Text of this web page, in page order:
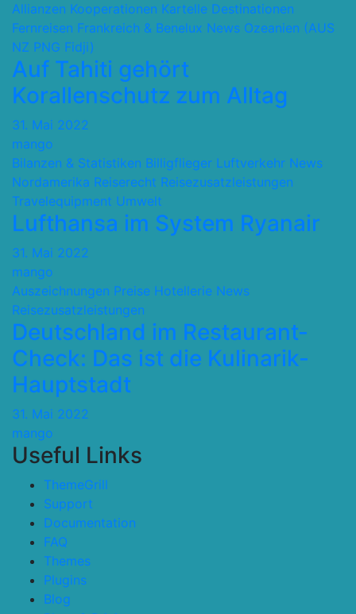
Allianzen Kooperationen Kartelle Destinationen
Fernreisen Frankreich & Benelux News Ozeanien (AUS
NZ PNG Fidji)
Auf Tahiti gehört
Korallenschutz zum Alltag
31. Mai 2022
mango
Bilanzen & Statistiken Billigflieger Luftverkehr News
Nordamerika Reiserecht Reisezusatzleistungen
Travelequipment Umwelt
Lufthansa im System Ryanair
31. Mai 2022
mango
Auszeichnungen Preise Hotellerie News
Reisezusatzleistungen
Deutschland im Restaurant-
Check: Das ist die Kulinarik-
Hauptstadt
31. Mai 2022
mango
Useful Links
ThemeGrill
Support
Documentation
FAQ
Themes
Plugins
Blog